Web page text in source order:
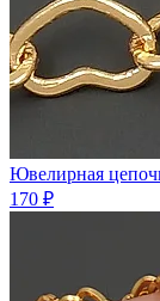
Ювелирная
170 ₽